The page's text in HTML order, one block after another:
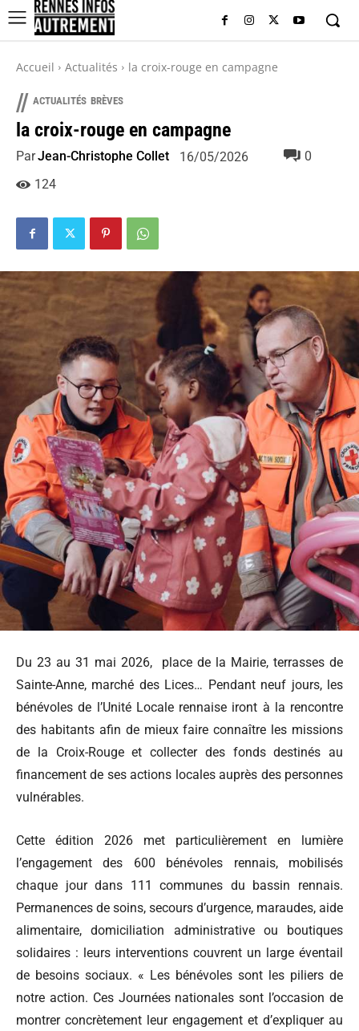
Accueil Actualités la croix-rouge en campagne
// ACTUALITÉS BRÈVES
la croix-rouge en campagne
ParJean-Christophe Collet 16/05/2026
0
124
Du 23 au 31 mai 2026, place de la Mairie, terrasses de
Sainte-Anne, marché des Lices… Pendant neuf jours, les
bénévoles de l’Unité Locale rennaise iront à la rencontre
des habitants afin de mieux faire connaître les missions
de la Croix-Rouge et collecter des fonds destinés au
financement de ses actions locales auprès des personnes
vulnérables.
Cette édition 2026 met particulièrement en lumière
l’engagement des 600 bénévoles rennais, mobilisés
chaque jour dans 111 communes du bassin rennais.
Permanences de soins, secours d’urgence, maraudes, aide
alimentaire, domiciliation administrative ou boutiques
solidaires : leurs interventions couvrent un large éventail
de besoins sociaux. « Les bénévoles sont les piliers de
notre action. Ces Journées nationales sont l’occasion de
montrer concrètement leur engagement et d’expliquer au